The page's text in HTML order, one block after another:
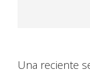
Una reciente